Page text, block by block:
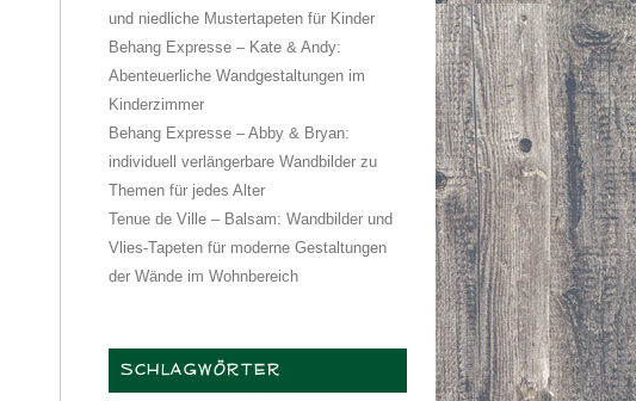
und niedliche Mustertapeten für Kinder
Behang Expresse – Kate & Andy:
Abenteuerliche Wandgestaltungen im
Kinderzimmer
Behang Expresse – Abby & Bryan:
individuell verlängerbare Wandbilder zu
Themen für jedes Alter
Tenue de Ville – Balsam: Wandbilder und
Vlies-Tapeten für moderne Gestaltungen
der Wände im Wohnbereich
SCHLAGWÖRTER